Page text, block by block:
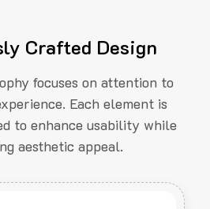
Crafted Design
focuses on attention to
Each element is
to enhance usability while
aesthetic appeal.